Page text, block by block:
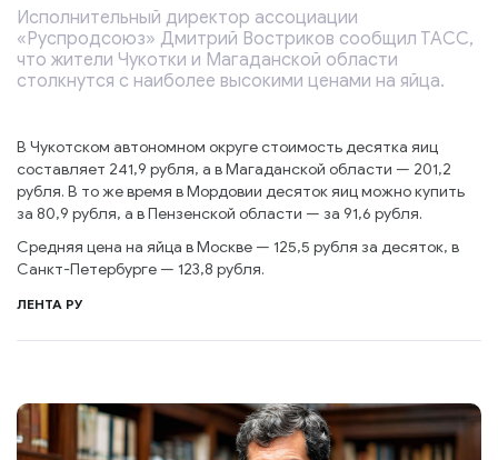
Исполнительный директор ассоциации
«Руспродсоюз» Дмитрий Востриков сообщил ТАСС,
что жители Чукотки и Магаданской области
столкнутся с наиболее высокими ценами на яйца.
В Чукотском автономном округе стоимость десятка яиц
составляет 241,9 рубля, а в Магаданской области — 201,2
рубля. В то же время в Мордовии десяток яиц можно купить
за 80,9 рубля, а в Пензенской области — за 91,6 рубля.
Средняя цена на яйца в Москве — 125,5 рубля за десяток, в
Санкт-Петербурге — 123,8 рубля.
ЛЕНТА РУ